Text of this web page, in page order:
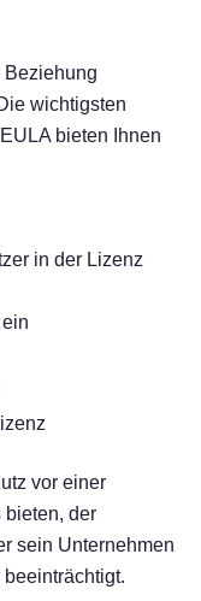
wichtigsten
bieten Ihnen
in der Lizenz
vor einer
bieten, der
sein Unternehmen